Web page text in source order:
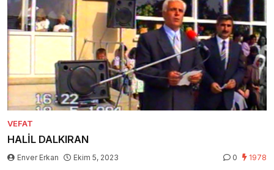
VEFAT
HALİL DALKIRAN
Enver Erkan Ekim 5, 2023 0 1978